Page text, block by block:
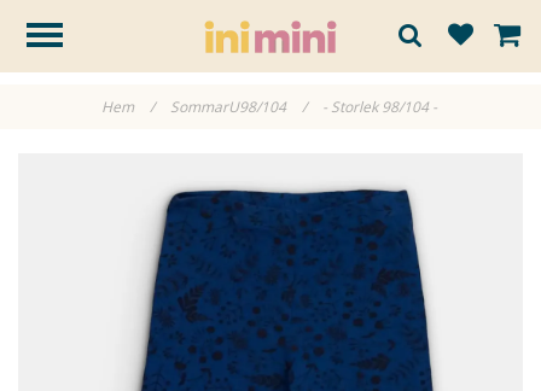
Hem / SommarU98/104 / - Storlek 98/104 -